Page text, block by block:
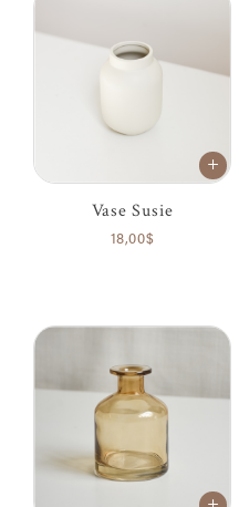
Vase Susie
18,00$